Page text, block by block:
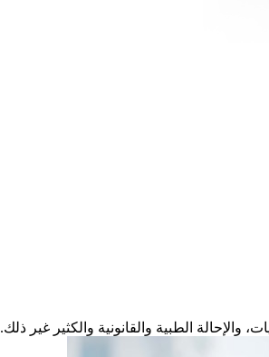
والإحالة الطبية والقانونية والكثير غير ذلك.